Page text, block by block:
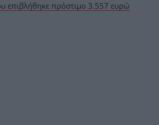
επιβλήθηκε πρόστιμο 3.557 ευρώ